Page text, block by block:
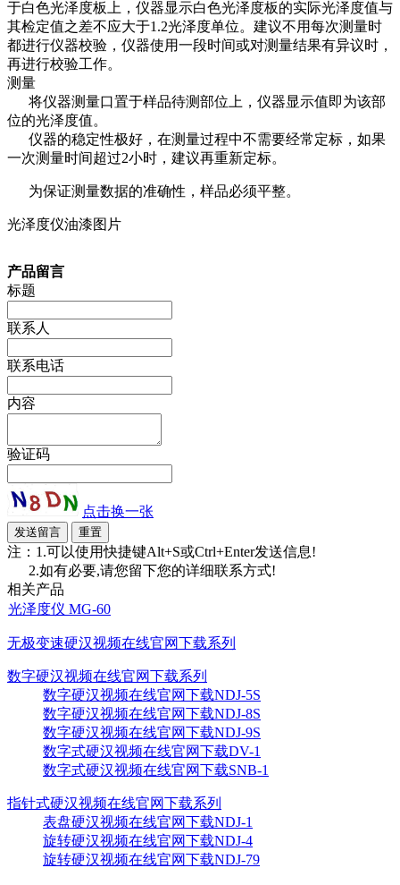
于白色光泽度板上，仪器显示白色光泽度板的实际光泽度值与
其检定值之差不应大于1.2光泽度单位。建议不用每次测量时
都进行仪器校验，仪器使用一段时间或对测量结果有异议时，
再进行校验工作。
测量
将仪器测量口置于样品待测部位上，仪器显示值即为该部
位的光泽度值。
仪器的稳定性极好，在测量过程中不需要经常定标，如果
一次测量时间超过2小时，建议再重新定标。
为保证测量数据的准确性，样品必须平整。
光泽度仪油漆图片
产品留言
标题
联系人
联系电话
内容
验证码
点击换一张
注：1.可以使用快捷键Alt+S或Ctrl+Enter发送信息!
2.如有必要,请您留下您的详细联系方式!
相关产品
光泽度仪 MG-60
无极变速硬汉视频在线官网下载系列
数字硬汉视频在线官网下载系列
数字硬汉视频在线官网下载NDJ-5S
数字硬汉视频在线官网下载NDJ-8S
数字硬汉视频在线官网下载NDJ-9S
数字式硬汉视频在线官网下载DV-1
数字式硬汉视频在线官网下载SNB-1
指针式硬汉视频在线官网下载系列
表盘硬汉视频在线官网下载NDJ-1
旋转硬汉视频在线官网下载NDJ-4
旋转硬汉视频在线官网下载NDJ-79